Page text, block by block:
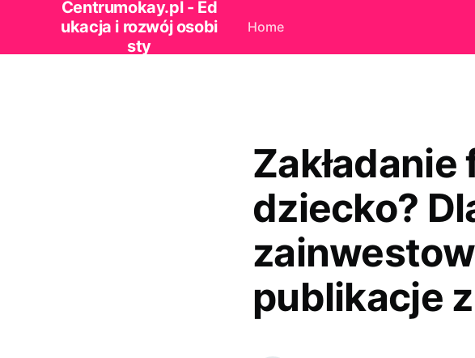
Centrumokay.pl - Ed
ukacja i rozwój osobi
sty
Home
dziecko?
publikacje